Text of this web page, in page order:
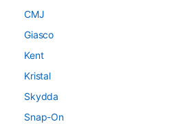
CMJ
Giasco
Kent
Kristal
Skydda
Snap-On